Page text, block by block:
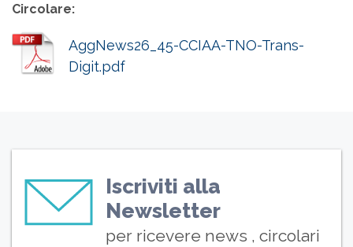
Circolare:
AggNews26_45-CCIAA-TNO-Trans-
Digit.pdf
Iscriviti alla
Newsletter
per ricevere news , circolari